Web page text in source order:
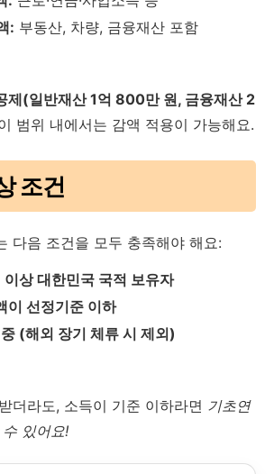
: 부동산, 차량, 금융재산 포함
제(일반재산 1억 800만 원, 금융재산 2
범위 내에서는 감액 적용이 가능해요.
조건
다음 조건을 모두 충족해야 해요:
상 대한민국 국적 보유자
이 선정기준 이하
(해외 장기 체류 시 제외)
더라도, 소득이 기준 이하라면 기초연
있어요!